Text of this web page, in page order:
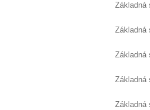
Základná
Základná
Základná
Základná
Základná